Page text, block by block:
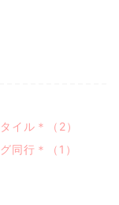
イル＊（2）
同行＊（1）